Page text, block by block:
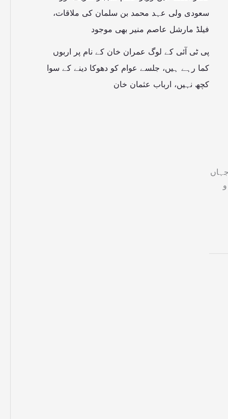
سعودی ولی عہد محمد بن سلمان کی ملاقات،
فیلڈ مارشل عاصم منیر بھی موجود
پی ٹی آئی کے لوگ عمران خان کے نام پر اربوں
کما رہے ہیں، جلسے عوام کو دھوکا دینے کے سوا
کچھ نہیں، ارباب عثمان خان